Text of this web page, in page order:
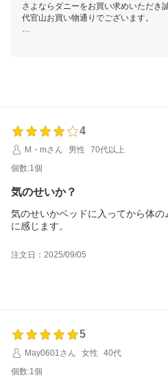
さよならダニーをお買い求めいただき
代官山お買い物通りでございます。
いつもご愛用いただき、またリピー
4
M・mさん
男性
70代以上
個数:1個
気のせいか？
気のせいかベッドに入ってから体
に感じます。
注文日：2025/09/05
5
May0601さん
女性
40代
個数:1個